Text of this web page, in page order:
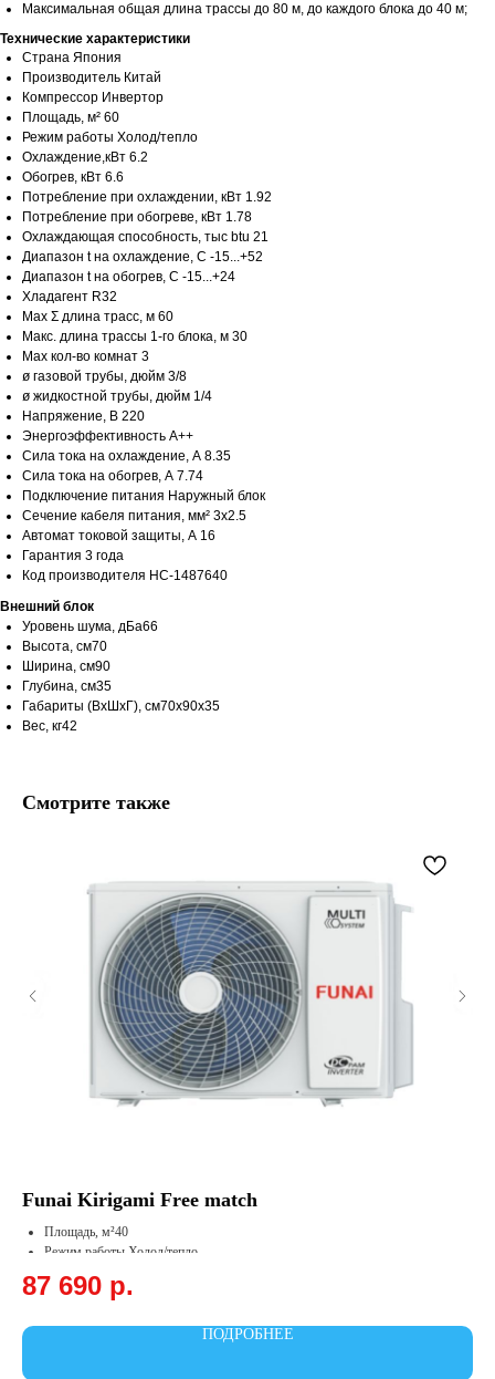
Максимальная общая длина трассы до 80 м, до каждого блока до 40 м;
Технические характеристики
Страна Япония
Производитель Китай
Компрессор Инвертор
Площадь, м² 60
Режим работы Холод/тепло
Охлаждение,кВт 6.2
Обогрев, кВт 6.6
Потребление при охлаждении, кВт 1.92
Потребление при обогреве, кВт 1.78
Охлаждающая способность, тыс btu 21
Диапазон t на охлаждение, С -15...+52
Диапазон t на обогрев, С -15...+24
Хладагент R32
Max Σ длина трасс, м 60
Макс. длина трассы 1-го блока, м 30
Max кол-во комнат 3
ø газовой трубы, дюйм 3/8
ø жидкостной трубы, дюйм 1/4
Напряжение, В 220
Энергоэффективность A++
Сила тока на охлаждение, А 8.35
Сила тока на обогрев, А 7.74
Подключение питания Наружный блок
Сечение кабеля питания, мм² 3x2.5
Автомат токовой защиты, А 16
Гарантия 3 года
Код производителя НС-1487640
Внешний блок
Уровень шума, дБа66
Высота, см70
Ширина, см90
Глубина, см35
Габариты (ВхШхГ), см70x90x35
Вес, кг42
Смотрите также
Funai Kirigami Free match
Площадь, м²40
Режим работы Холод/тепло
Обогрев, кВт4.4
87 690 р.
ПОДРОБНЕЕ